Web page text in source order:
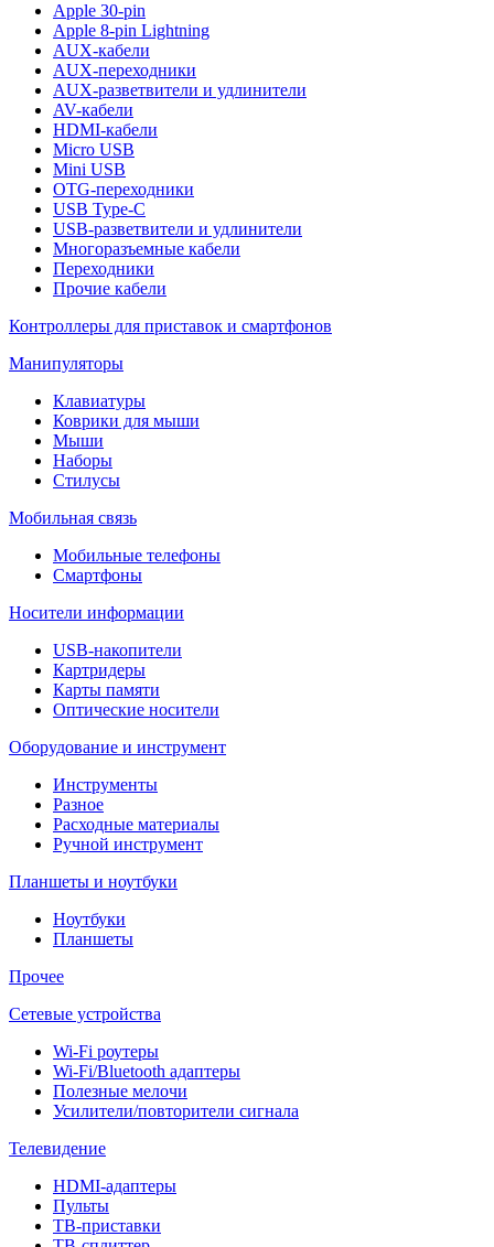
Apple 30-pin
Apple 8-pin Lightning
AUX-кабели
AUX-переходники
AUX-разветвители и удлинители
AV-кабели
HDMI-кабели
Micro USB
Mini USB
OTG-переходники
USB Type-C
USB-разветвители и удлинители
Многоразъемные кабели
Переходники
Прочие кабели
Контроллеры для приставок и смартфонов
Манипуляторы
Клавиатуры
Коврики для мыши
Мыши
Наборы
Стилусы
Мобильная связь
Мобильные телефоны
Смартфоны
Носители информации
USB-накопители
Картридеры
Карты памяти
Оптические носители
Оборудование и инструмент
Инструменты
Разное
Расходные материалы
Ручной инструмент
Планшеты и ноутбуки
Ноутбуки
Планшеты
Прочее
Сетевые устройства
Wi-Fi роутеры
Wi-Fi/Bluetooth адаптеры
Полезные мелочи
Усилители/повторители сигнала
Телевидение
HDMI-адаптеры
Пульты
ТВ-приставки